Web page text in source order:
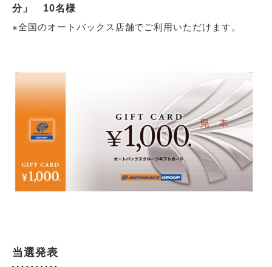
分」 10名様
※全国のオートバックス店舗でご利用いただけます。
当選発表